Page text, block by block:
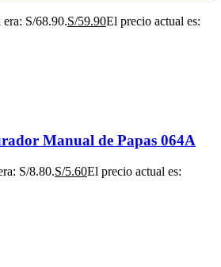
S/68.90.S/59.90El precio actual es:
Manual de Papas 064A
S/8.80.S/5.60El precio actual es: